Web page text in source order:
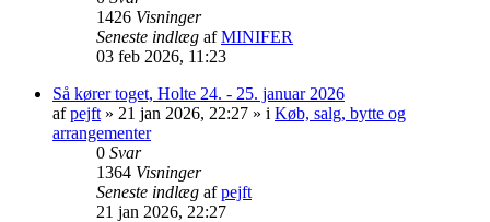
1426 Visninger
Seneste indlæg afMINIFER
03 feb 2026, 11:23
Så kører toget, Holte 24. - 25. januar 2026
afpejft » 21 jan 2026, 22:27 » i Køb, salg, bytte og
arrangementer
0 Svar
1364 Visninger
Seneste indlæg afpejft
21 jan 2026, 22:27